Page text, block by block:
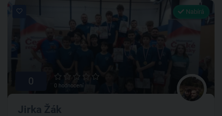
Nabírá
0 0 hodnocení
Jirka Žák